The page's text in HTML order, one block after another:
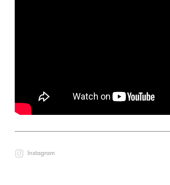
Instagram